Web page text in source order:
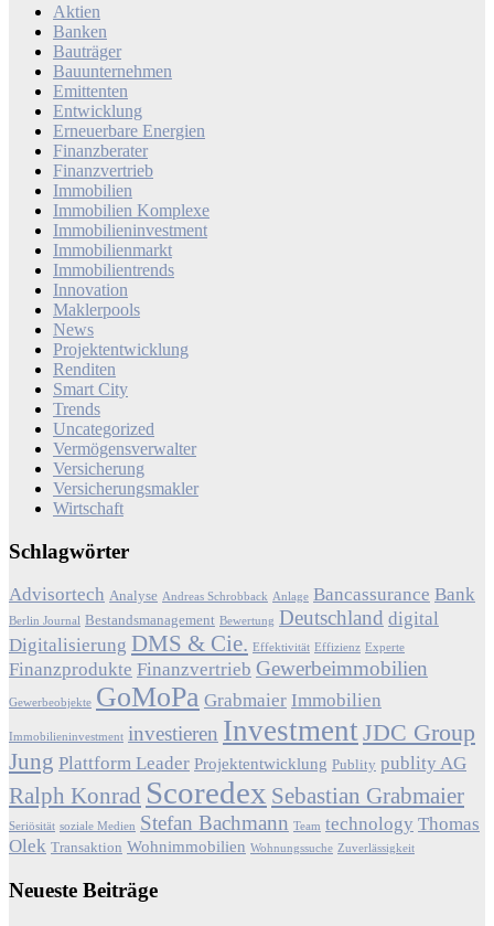
Aktien
Banken
Bauträger
Bauunternehmen
Emittenten
Entwicklung
Erneuerbare Energien
Finanzberater
Finanzvertrieb
Immobilien
Immobilien Komplexe
Immobilieninvestment
Immobilienmarkt
Immobilientrends
Innovation
Maklerpools
News
Projektentwicklung
Renditen
Smart City
Trends
Uncategorized
Vermögensverwalter
Versicherung
Versicherungsmakler
Wirtschaft
Schlagwörter
Advisortech Analyse Andreas Schrobback Anlage Bancassurance Bank
Berlin Journal Bestandsmanagement Bewertung Deutschland digital
Digitalisierung DMS & Cie. Effektivität Effizienz Experte
Finanzprodukte Finanzvertrieb Gewerbeimmobilien
Gewerbeobjekte GoMoPa Grabmaier Immobilien
Immobilieninvestment investieren Investment JDC Group
Jung Plattform Leader Projektentwicklung Publity publity AG
Ralph Konrad Scoredex Sebastian Grabmaier
Seriösität soziale Medien Stefan Bachmann Team technology Thomas
Olek Transaktion Wohnimmobilien Wohnungssuche Zuverlässigkeit
Neueste Beiträge